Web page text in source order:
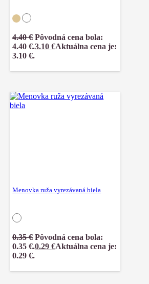
4.40€ Pôvodná cena bola:
4.40 €.3.10€Aktuálna cena je:
3.10 €.
Menovka ruža vyrezávaná biela
0.35€ Pôvodná cena bola:
0.35 €.0.29€Aktuálna cena je:
0.29 €.